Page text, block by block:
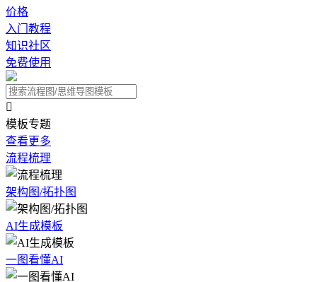
价格
入门教程
知识社区
免费使用

模板专题
查看更多
流程梳理
架构图/拓扑图
AI生成模板
一图看懂AI